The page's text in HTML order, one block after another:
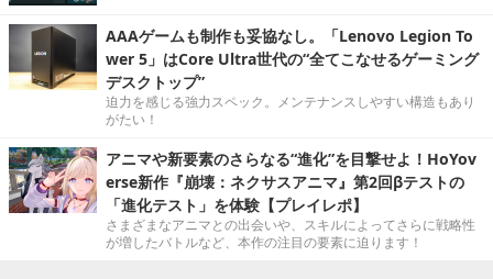
AAAゲームも制作も妥協なし。「Lenovo Legion To
wer 5」はCore Ultra世代の“全てこなせるゲーミング
デスクトップ”
迫力を感じる強力スペック。メンテナンスしやすい構造もあり
がたい！
アニマや新要素のさらなる“進化”を目撃せよ！HoYov
erse新作『崩壊：ネクサスアニマ』第2回βテストの
「進化テスト」を体験【プレイレポ】
さまざまなアニマとの出会いや、スキルによってさらに戦略性
が増したバトルなど、本作の注目の要素に迫ります！